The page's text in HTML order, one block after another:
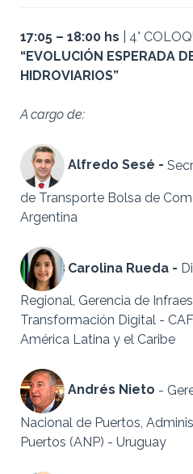
17:05 – 18:00 hs | 4°
“EVOLUCIÓN ESPERADA
HIDROVIARIOS”
A cargo de:
Alfredo Sesé -
de Transporte Bolsa de
Argentina
Carolina Rueda -
Regional, Gerencia de
Transformación Digital -
América Latina y el Caribe
Andrés Nieto -
Nacional de Puertos,
Puertos (ANP) - Uruguay